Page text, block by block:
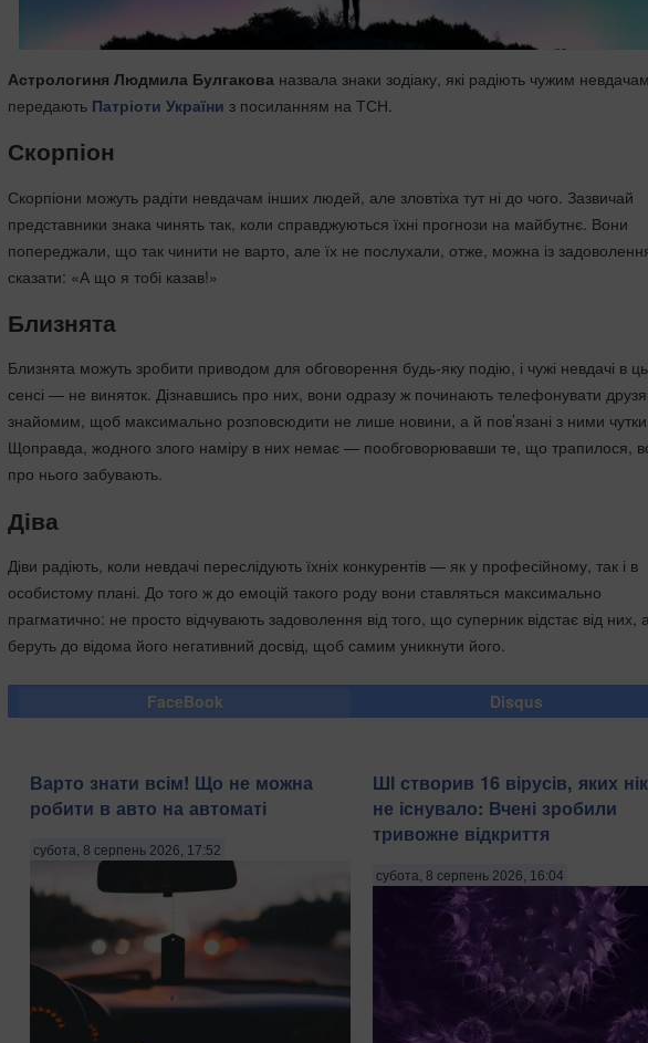
Астрологиня Людмила Булгакова назвала знаки зодіаку, які радіють чужим невдачам,
передають Патріоти України з посиланням на ТСН.
Скорпіон
Скорпіони можуть радіти невдачам інших людей, але зловтіха тут ні до чого. Зазвичай
представники знака чинять так, коли справджуються їхні прогнози на майбутнє. Вони
попереджали, що так чинити не варто, але їх не послухали, отже, можна із
сказати: «А що я тобі казав!»
Близнята
Близнята можуть зробити приводом для обговорення будь-яку подію, і чужі невдачі в
сенсі — не виняток. Дізнавшись про них, вони одразу ж починають телефонувати
знайомим, щоб максимально розповсюдити не лише новини, а й пов’язані з ними
Щоправда, жодного злого наміру в них немає — пообговорювавши те, що трапилося,
про нього забувають.
Діва
Діви радіють, коли невдачі переслідують їхніх конкурентів — як у професійному, так і в
особистому плані. До того ж до емоцій такого роду вони ставляться максимально
прагматично: не просто відчувають задоволення від того, що суперник відстає від них,
беруть до відома його негативний досвід, щоб самим уникнути його.
FaceBook Disqus
Варто знати всім! Що не можна
робити в авто на автоматі
субота, 8 серпень 2026, 17:52
ШІ створив 16 вірусів, яких
не існувало: Вчені зробили
тривожне відкриття
субота, 8 серпень 2026, 16:04